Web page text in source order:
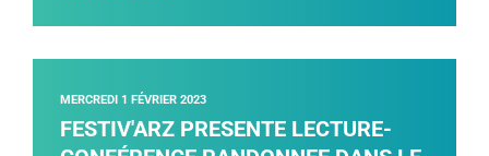
FESTIV'ARZ PRESENTE LECTURE-
MERCREDI 1 FÉVRIER 2023